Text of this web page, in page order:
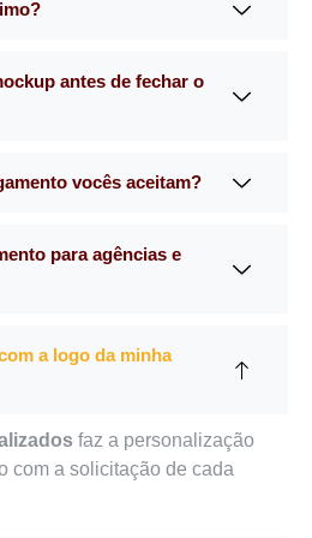
antes de fechar o
vocês aceitam?
para agências e
a logo da minha
faz a personalização
com a solicitação de cada